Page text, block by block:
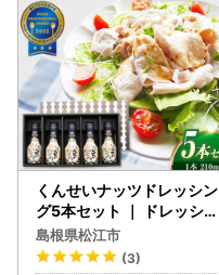
くんせいナッツドレッシン
グ5本セット ｜ ドレッシ
ング[ALED001] やすもと
醤油
島根県松江市
(3)